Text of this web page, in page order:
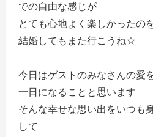
での自由な感じが
とても心地よく楽しかったの
結婚してもまた行こうね☆
今日はゲストのみなさんの愛
一日になることと思います
そんな幸せな思い出をいつも
して